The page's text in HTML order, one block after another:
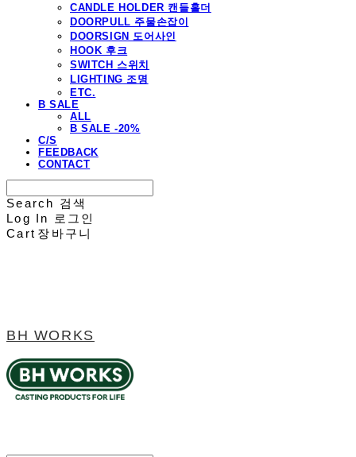
CANDLE HOLDER 캔들홀더
DOORPULL 주물손잡이
DOORSIGN 도어사인
HOOK 후크
SWITCH 스위치
LIGHTING 조명
ETC.
B SALE
ALL
B SALE -20%
C/S
FEEDBACK
CONTACT
Search 검색
Log In
로그인
Cart 장바구니
BH WORKS